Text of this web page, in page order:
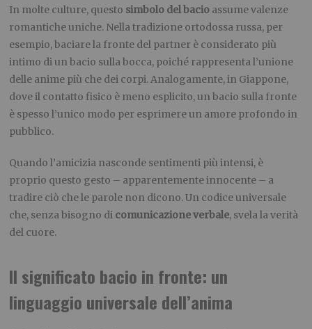
In molte culture, questo simbolo del bacio assume valenze
romantiche uniche. Nella tradizione ortodossa russa, per
esempio, baciare la fronte del partner è considerato più
intimo di un bacio sulla bocca, poiché rappresenta l’unione
delle anime più che dei corpi. Analogamente, in Giappone,
dove il contatto fisico è meno esplicito, un bacio sulla fronte
è spesso l’unico modo per esprimere un amore profondo in
pubblico.
Quando l’amicizia nasconde sentimenti più intensi, è
proprio questo gesto – apparentemente innocente – a
tradire ciò che le parole non dicono. Un codice universale
che, senza bisogno di comunicazione verbale, svela la verità
del cuore.
Il significato bacio in fronte: un
linguaggio universale dell’anima